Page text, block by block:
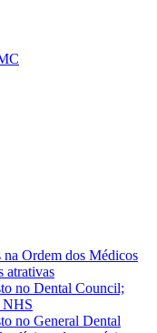
Ordem dos Médicos
atrativas
no Dental Council;
NHS
no General Dental